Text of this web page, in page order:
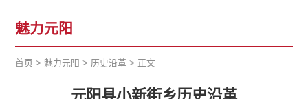
魅力元阳
首页 > 魅力元阳 > 历史沿革 > 正文